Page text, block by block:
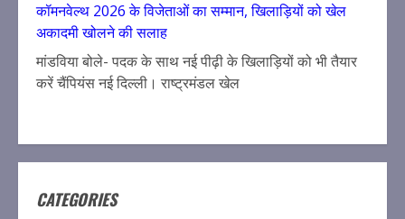
कॉमनवेल्थ 2026 के विजेताओं का सम्मान, खिलाड़ियों को खेल
अकादमी खोलने की सलाह
मांडविया बोले- पदक के साथ नई पीढ़ी के खिलाड़ियों को भी तैयार
करें चैंपियंस नई दिल्ली। राष्ट्रमंडल खेल
CATEGORIES